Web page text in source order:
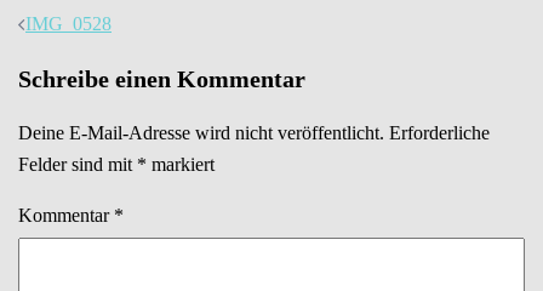
Beitrags-
IMG_0528
Schreibe einen Kommentar
Deine E-Mail-Adresse wird nicht veröffentlicht. Erforderliche
Felder sind mit * markiert
Kommentar *